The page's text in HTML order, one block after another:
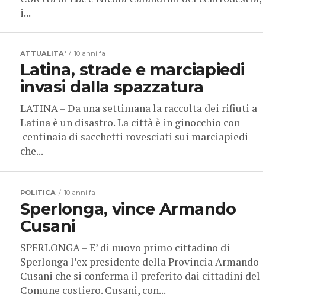
ATTUALITA' 10 anni fa
Latina, strade e marciapiedi
invasi dalla spazzatura
LATINA – Da una settimana la raccolta dei rifiuti a
Latina è un disastro. La città è in ginocchio con
centinaia di sacchetti rovesciati sui marciapiedi
che...
POLITICA 10 anni fa
Sperlonga, vince Armando
Cusani
SPERLONGA – E’ di nuovo primo cittadino di
Cusani che si conferma il preferito dai cittadini del
Comune costiero. Cusani, con...